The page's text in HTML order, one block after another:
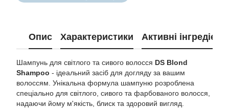
Опис Характеристики Активні
Шампунь для світлого та сивого волосся DS Blond
Shampoo - ідеальний засіб для догляду за вашим
волоссям. Унікальна формула шампуню розроблена
спеціально для світлого, сивого та фарбованого волосся,
надаючи йому м'якість, блиск та здоровий вигляд.